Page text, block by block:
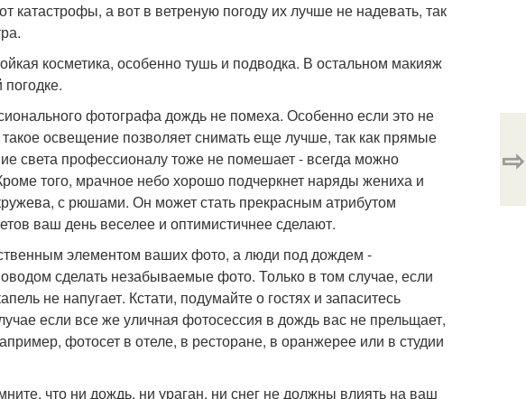
катастрофы, а вот в ветреную погоду их лучше не надевать, так
косметика, особенно тушь и подводка. В остальном макияж
фотографа дождь не помеха. Особенно если это не
освещение позволяет снимать еще лучше, так как прямые
света профессионалу тоже не помешает - всегда можно
того, мрачное небо хорошо подчеркнет наряды жениха и
с рюшами. Он может стать прекрасным атрибутом
ваш день веселее и оптимистичнее сделают.
элементом ваших фото, а люди под дождем -
сделать незабываемые фото. Только в том случае, если
не напугает. Кстати, подумайте о гостях и запаситесь
если все же уличная фотосессия в дождь вас не прельщает,
фотосет в отеле, в ресторане, в оранжерее или в студии
что ни дождь, ни ураган, ни снег не должны влиять на ваш
⇨